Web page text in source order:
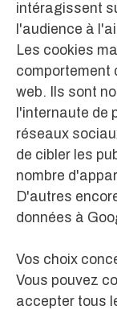
intéragissent
l'audience à
Les cookies
comportement
web. Ils sont
l'internaute de
réseaux
de cibler les
nombre
D'autres
données à
Vos choix
Vous pouvez
accepter tous